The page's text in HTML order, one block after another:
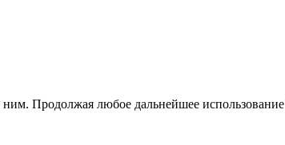
Продолжая любое дальнейшее